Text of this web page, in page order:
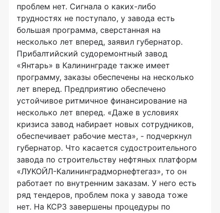
проблем нет. Сигнала о каких-либо
трудностях не поступало, у завода есть
большая программа, сверстанная на
несколько лет вперед, заявил губернатор.
Прибалтийский судоремонтный завод
«Янтарь» в Калининграде также имеет
программу, заказы обеспечены на несколько
лет вперед. Предприятию обеспечено
устойчивое ритмичное финансирование на
несколько лет вперед. «Даже в условиях
кризиса завод набирает новых сотрудников,
обеспечивает рабочие места», - подчеркнул
губернатор. Что касается судостроительного
завода по строительству нефтяных платформ
«ЛУКОЙЛ-Калининградморнефтегаз», то он
работает по внутренним заказам. У него есть
ряд тендеров, проблем пока у завода тоже
нет. На КСРЗ завершены процедуры по